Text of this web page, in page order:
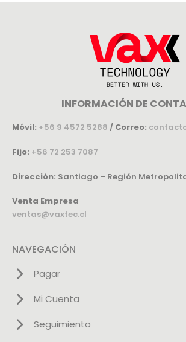
INFORMACIÓN DE
Móvil: +56 9 4572 5288 / Correo:
Fijo: +56 72 253 7087
Dirección: Santiago – Región
Venta Empresa
ventas@vaxtec.cl
NAVEGACIÓN
Pagar
Mi Cuenta
Seguimiento